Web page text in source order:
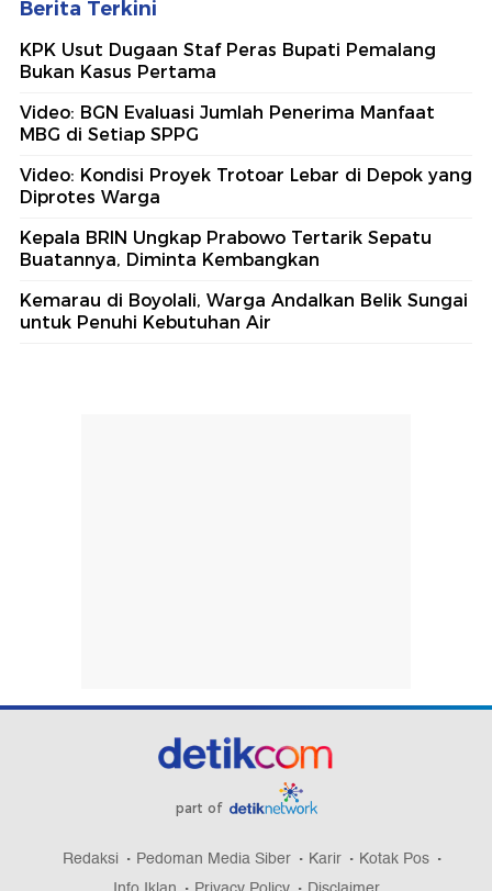
Berita Terkini
KPK Usut Dugaan Staf Peras Bupati Pemalang
Bukan Kasus Pertama
Video: BGN Evaluasi Jumlah Penerima Manfaat
MBG di Setiap SPPG
Video: Kondisi Proyek Trotoar Lebar di Depok yang
Diprotes Warga
Kepala BRIN Ungkap Prabowo Tertarik Sepatu
Buatannya, Diminta Kembangkan
Kemarau di Boyolali, Warga Andalkan Belik Sungai
untuk Penuhi Kebutuhan Air
part of
Redaksi Pedoman Media Siber Karir
Kotak Pos